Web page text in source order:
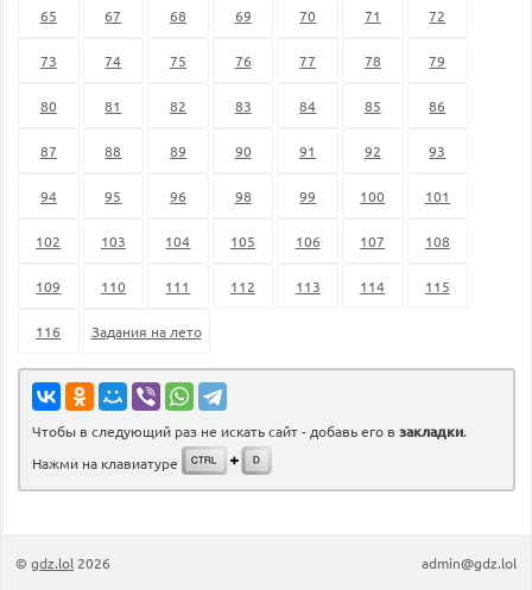
65 67 68 69 70 71 72
73 74 75 76 77 78 79
80 81 82 83 84 85 86
87 88 89 90 91 92 93
94 95 96 98 99 100 101
102 103 104 105 106 107 108
109 110 111 112 113 114 115
116 Задания на лето
Чтобы в следующий раз не искать сайт - добавь его в закладки.
Нажми на клавиатуре
© gdz.lol 2026 admin@gdz.lol